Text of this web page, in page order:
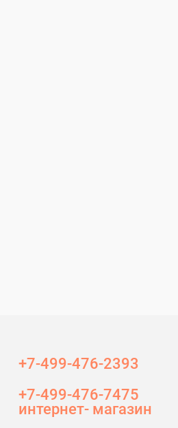
+7-499-476-2393‬
+7-499-476-7475
интернет- магазин